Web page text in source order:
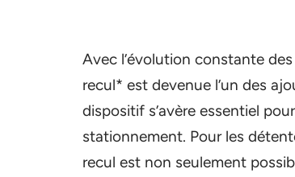
Avec l’évolution constante
recul* est devenue l’un des
dispositif s’avère essentiel
stationnement. Pour les
recul est non seulement